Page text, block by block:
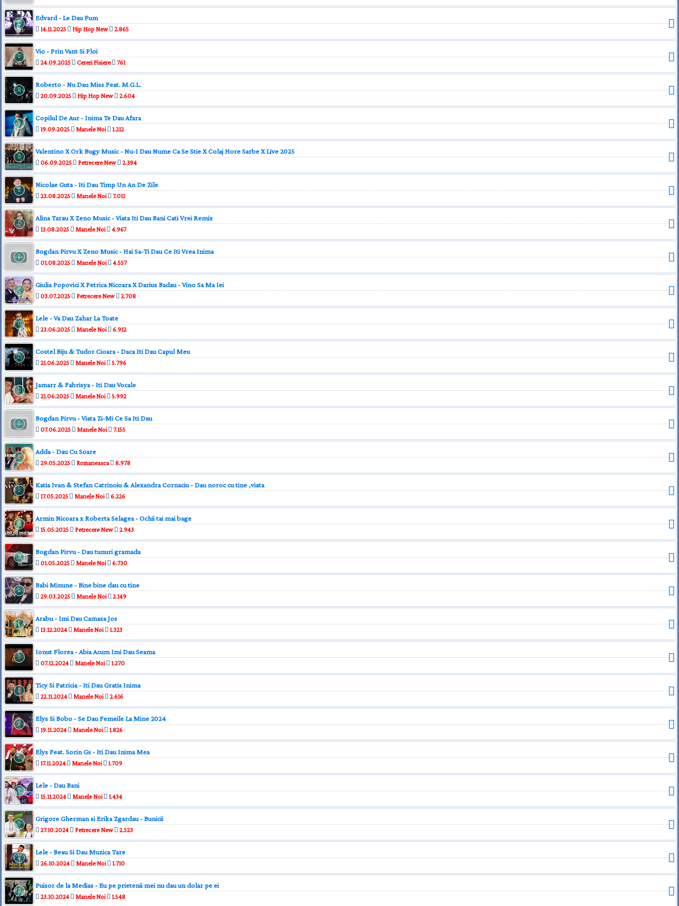
Edvard - Le Dau Fum
14.11.2025 Hip Hop New 2.865
Vio - Prin Vant Si Ploi
24.09.2025 Cereri Fisiere 761
Roberto - Nu Dau Miss Feat. M.G.L.
20.09.2025 Hip Hop New 2.604
Copilul De Aur - Inima Te Dau Afara
19.09.2025 Manele Noi 1.212
Valentino X Ork Bugy Music - Nu-I Dau Nume Ca Se Stie X Colaj Hore Sarbe X Live 2025
06.09.2025 Petrecere New 2.394
Nicolae Guta - Iti Dau Timp Un An De Zile
23.08.2025 Manele Noi 7.011
Alina Tarau X Zeno Music - Viata Iti Dau Bani Cati Vrei Remix
13.08.2025 Manele Noi 4.967
Bogdan Pirvu X Zeno Music - Hai Sa-Ti Dau Ce Iti Vrea Inima
01.08.2025 Manele Noi 4.557
Giulia Popovici X Petrica Nicoara X Darius Badau - Vino Sa Ma Iei
03.07.2025 Petrecere New 2.708
Lele - Va Dau Zahar La Toate
23.06.2025 Manele Noi 6.912
Costel Biju & Tudor Cioara - Daca Iti Dau Capul Meu
21.06.2025 Manele Noi 5.796
Jamarr & Fabrisya - Iti Dau Vocale
21.06.2025 Manele Noi 5.992
Bogdan Pirvu - Viata Zi-Mi Ce Sa Iti Dau
07.06.2025 Manele Noi 7.155
Adda - Dau Cu Soare
29.05.2025 Romaneasca 8.978
Katia Ivan & Stefan Catrinoiu & Alexandra Cornaciu - Dau noroc cu tine ,viata
17.05.2025 Manele Noi 6.226
Armin Nicoara x Roberta Selagea - Ochii tai mai bage
15.05.2025 Petrecere New 2.943
Bogdan Pirvu - Dau tunuri gramada
01.05.2025 Manele Noi 6.730
Babi Minune - Bine bine dau cu tine
29.03.2025 Manele Noi 2.149
Arabu - Imi Dau Camasa Jos
13.12.2024 Manele Noi 1.323
Ionut Florea - Abia Acum Imi Dau Seama
07.12.2024 Manele Noi 1.270
Ticy Si Patricia - Iti Dau Gratis Inima
22.11.2024 Manele Noi 2.616
Elys Si Bobo - Se Dau Femeile La Mine 2024
19.11.2024 Manele Noi 1.826
Elys Feat. Sorin Gs - Iti Dau Inima Mea
17.11.2024 Manele Noi 1.709
Lele - Dau Bani
15.11.2024 Manele Noi 1.434
Grigore Gherman si Erika Zgardau - Bunicii
27.10.2024 Petrecere New 2.523
Lele - Beau Si Dau Muzica Tare
26.10.2024 Manele Noi 1.710
Puisor de la Medias - Eu pe prietenii mei nu dau un dolar pe ei
23.10.2024 Manele Noi 1.548